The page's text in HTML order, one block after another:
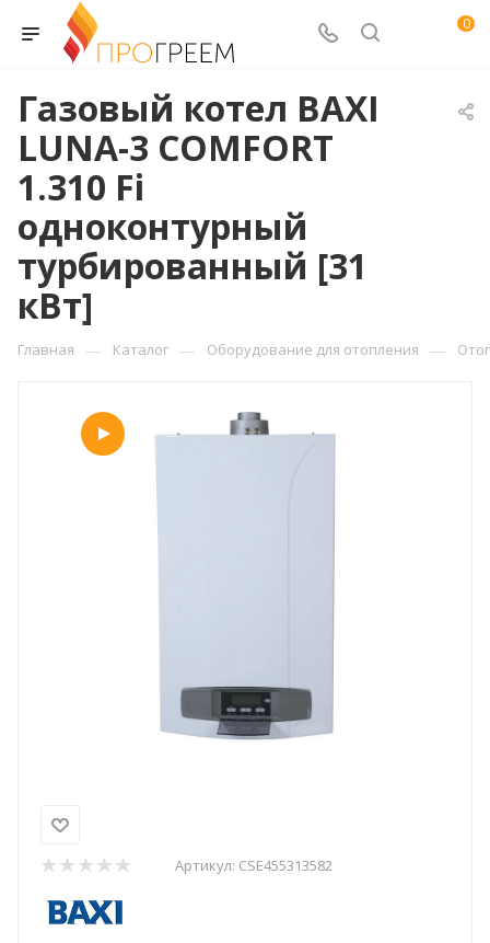
0
Газовый котел BAXI
LUNA-3 COMFORT
1.310 Fi
одноконтурный
турбированный [31
кВт]
Главная — Каталог — Оборудование для отопления —
Артикул: CSE455313582